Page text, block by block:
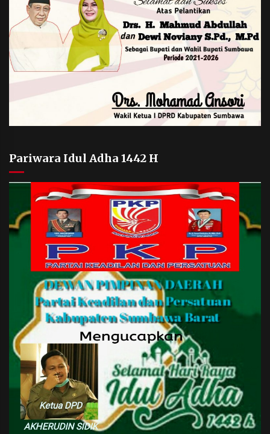
Pariwara Idul Adha 1442 H